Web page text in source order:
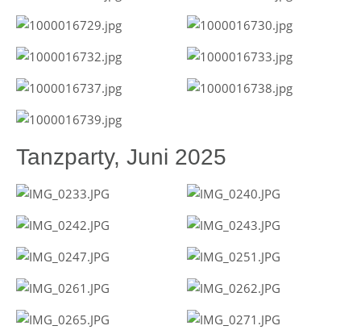
Tanzparty, Juni 2025